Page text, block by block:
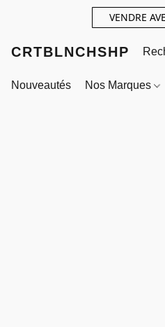
VENDRE
CRTBLNCHSHP
Nouveautés Nos Marques